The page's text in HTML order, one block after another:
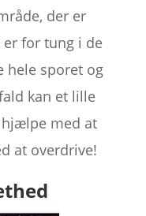
der er
er for tung i de
hele sporet og
kan et lille
med at
at overdrive!